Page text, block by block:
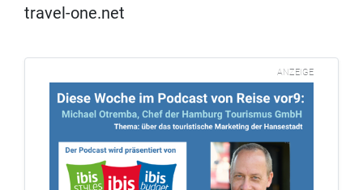
travel-one.net
ANZEIGE